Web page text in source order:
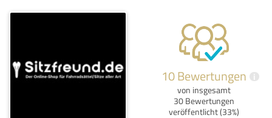
10 Bewertungen i
von insgesamt
30 Bewertungen
veröffentlicht (33%)